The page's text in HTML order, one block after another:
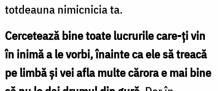
totdeauna nimicnicia ta.
Cercetează bine toate lucrurile care-ți vin
în inimă a le vorbi, înainte ca ele să treacă
pe limbă și vei afla multe cărora e mai bine